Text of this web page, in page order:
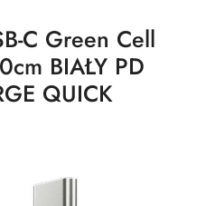
C Green Cell
BIAŁY PD
QUICK